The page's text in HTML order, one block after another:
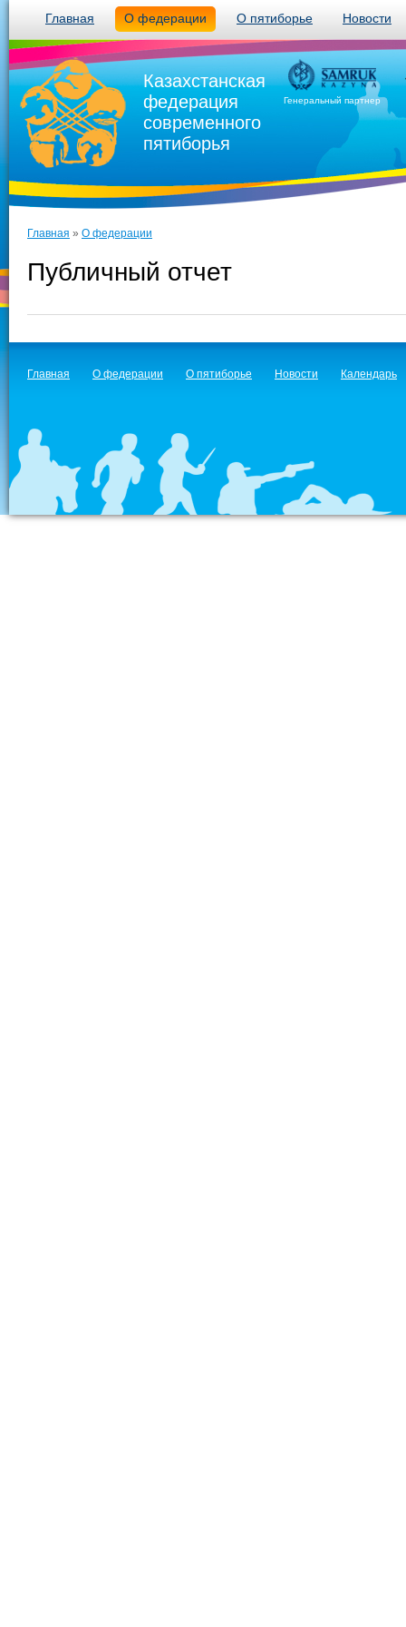
Главная О федерации О пятиборье Новости
Казахстанская
федерация
современного
пятиборья
Генеральный партнер
Главная » О федерации
Публичный отчет
Главная О федерации О пятиборье Новости Календарь